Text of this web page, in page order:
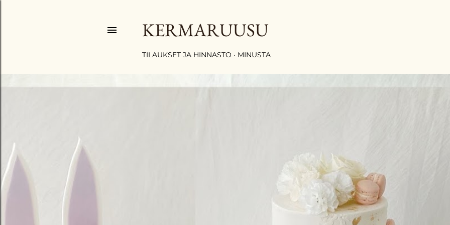
KERMARUUSU
TILAUKSET JA HINNASTO MINUSTA